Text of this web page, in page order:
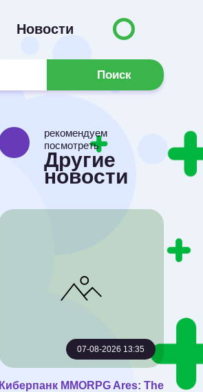
Новости
Поиск
рекомендуем
посмотреть
Другие
новости
07-08-2026 13:35
Киберпанк MMORPG Ares: The